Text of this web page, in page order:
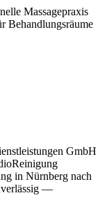
Massagepraxis
Behandlungsräume
GmbH
in Nürnberg nach
—